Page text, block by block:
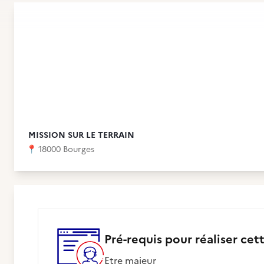
MISSION SUR LE TERRAIN
📍 18000 Bourges
Pré-requis pour réaliser
etre majeur